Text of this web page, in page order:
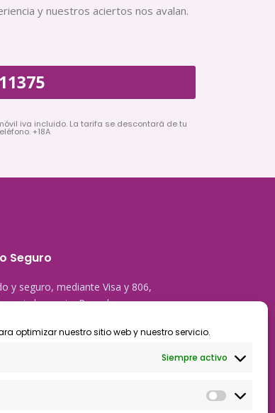
optimizar nuestro sitio web y nuestro servicio.
Siempre activo
y nuestros aciertos nos avalan.
iva incluido. La tarifa se descontará de tu
+18A
Seguro
y seguro, mediante Visa y 806,
bancaria, Paypal